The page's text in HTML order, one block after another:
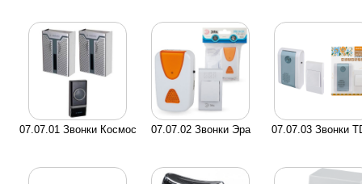
07.07.01 Звонки Космос 07.07.02 Звонки Эра 07.07.03 Звонки